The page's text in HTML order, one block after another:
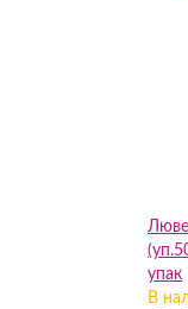
упак
В